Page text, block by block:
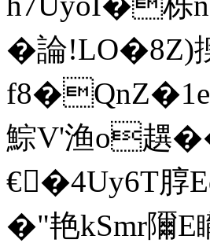
�論 !LO�8Z)
鯮V'渔o趩
€�4Uy6T朜
�"艳kSmr隬